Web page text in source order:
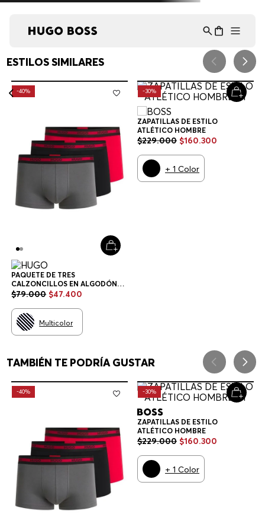
ESTILOS SIMILARES
-40%
PAQUETE DE TRES
CALZONCILLOS EN ALGODÓN
ELÁSTICO CON LOGOS EN LA
HOMBRE
$79.000 $47.400
Multicolor
-30%
ZAPATILLAS DE ESTILO
ATLÉTICO HOMBRE
$229.000 $160.300
+ 1 Color
TAMBIÉN TE PODRÍA GUSTAR
-40% -30%
ZAPATILLAS DE ESTILO
ATLÉTICO HOMBRE
$229.000 $160.300
+ 1 Color
Asistente Virtual
en línea ⋮